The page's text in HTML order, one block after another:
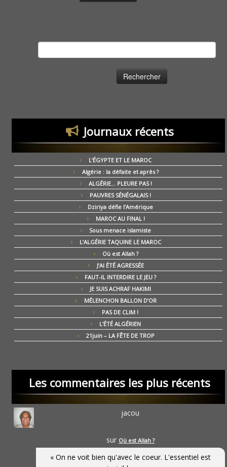
Journaux récents
L’ÉGYPTE ET LE MAROC
Algérie : la défaite et après ?
ALGÉRIE… PLEURE PAS !
PAUVRES SÉNÉGALAIS !
Dziriya défie l’Amérique
MAROC AU FINAL !
Sous menace islamiste
L’ALGÉRIE TAQUINE LE MAROC
Où est Allah ?
J’AI ÉTÉ AGRESSÉE
FAUT-IL INTERDIRE LE JEU ?
JE SUIS ACHRAF HAKIMI
MÉLENCHON BALLON D’OR
PAS DE CLIM !
L’ÉTÉ ALGÉRIEN
21juin – LA FÊTE DE TROP
Les commentaires les plus récents
jacou
sur Où est Allah ?
« On ne voit bien qu'avec le coeur. L'essentiel est